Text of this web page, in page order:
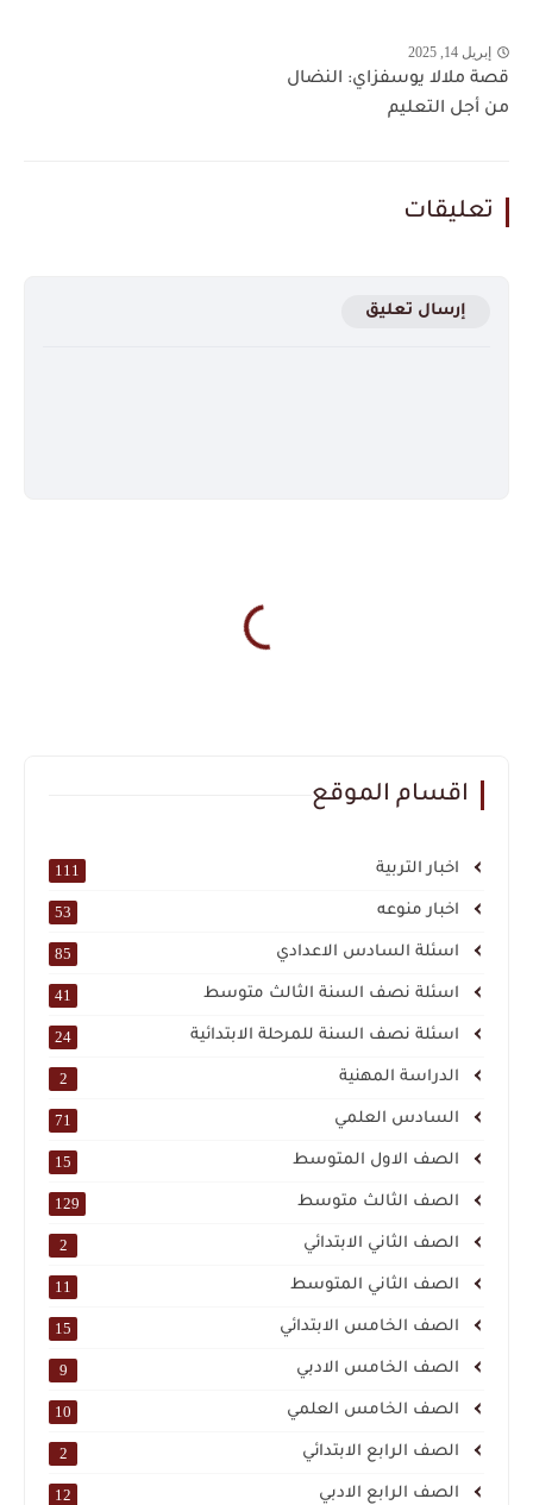
إبريل 14, 2025
قصة ملالا يوسفزاي: النضال
من أجل التعليم
تعليقات
إرسال تعليق
اقسام الموقع
اخبار التربية 111
اخبار منوعه 53
اسئلة السادس الاعدادي 85
اسئلة نصف السنة الثالث متوسط 41
اسئلة نصف السنة للمرحلة الابتدائية 24
الدراسة المهنية 2
السادس العلمي 71
الصف الاول المتوسط 15
الصف الثالث متوسط 129
الصف الثاني الابتدائي 2
الصف الثاني المتوسط 11
الصف الخامس الابتدائي 15
الصف الخامس الادبي 9
الصف الخامس العلمي 10
الصف الرابع الابتدائي 2
الصف الرابع الادبي 12